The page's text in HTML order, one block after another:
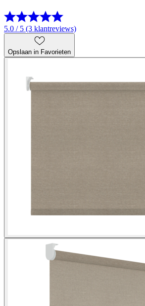
5.0 / 5 (3 klantreviews)
Opslaan in Favorieten